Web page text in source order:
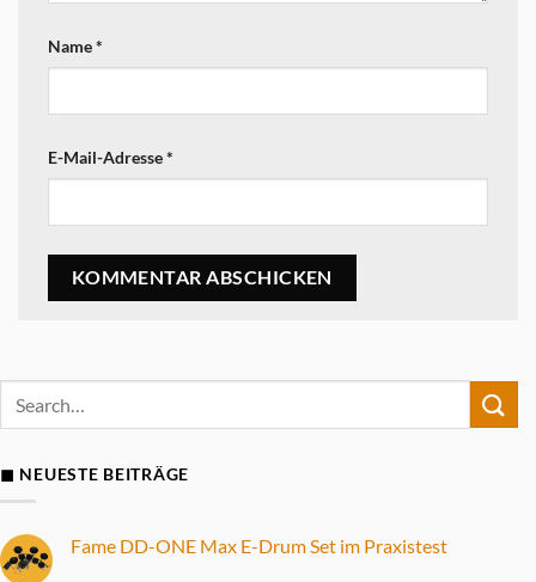
Name*
E-Mail-Adresse*
◼ NEUESTE BEITRÄGE
Fame DD-ONE Max E-Drum Set im Praxistest